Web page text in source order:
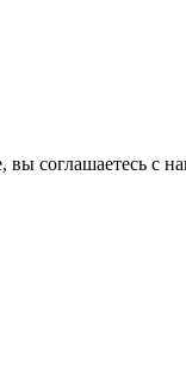
вы соглашаетесь с